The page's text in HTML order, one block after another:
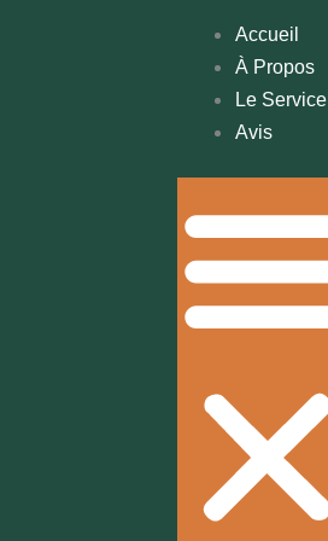
Accueil
À Propos
Le Service
Avis